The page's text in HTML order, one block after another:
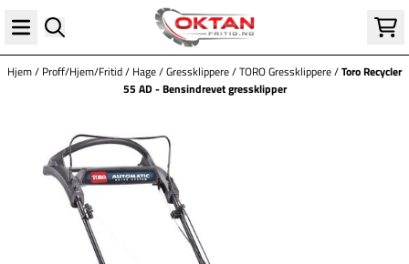
Hopp til innhold
Hjem/ Proff/Hjem/Fritid/ Hage/Gressklippere/TORO Gressklippere/Toro Recycler
55 AD - Bensindrevet gressklipper